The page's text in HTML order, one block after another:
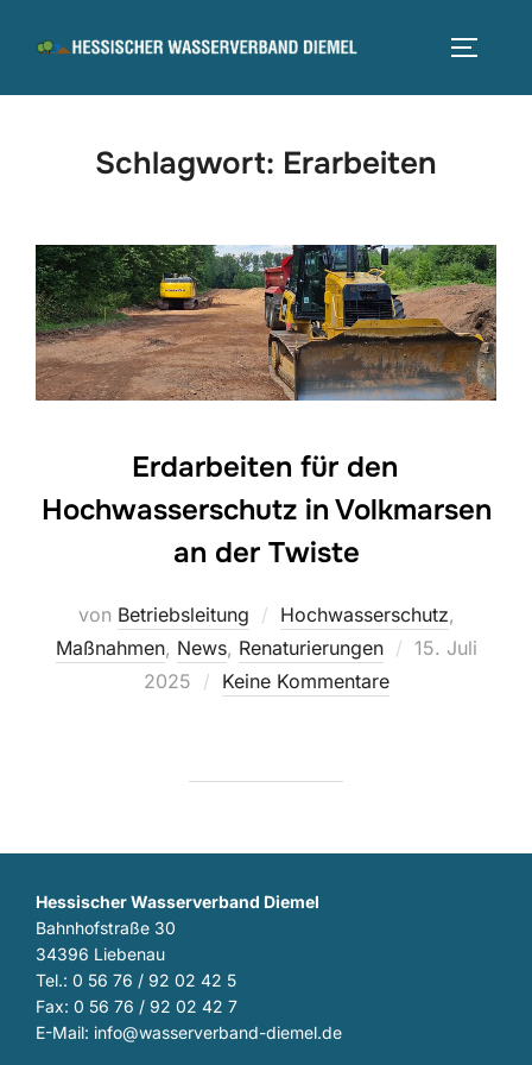
Inhalt
Schlagwort: Erarbeiten
Erdarbeiten für den
Hochwasserschutz in Volkmarsen
an der Twiste
von Betriebsleitung Hochwasserschutz,
Maßnahmen, News, Renaturierungen
Veröffentlicht
15. Juli
2025
Keine Kommentare
Hessischer Wasserverband Diemel
Bahnhofstraße 30
34396 Liebenau
Tel.: 0 56 76 / 92 02 42 5
Fax: 0 56 76 / 92 02 42 7
E-Mail: info@wasserverband-diemel.de